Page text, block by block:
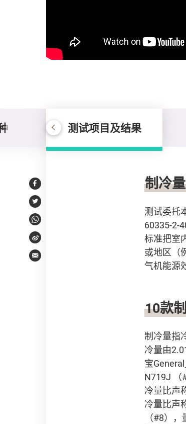
测试项目及结果
Facebook
Twitter
WhatsApp
Weibo
Email
测试项目及结果
制冷
测试委托
60335-2-
标准把室
或地区（
气机能源
10款
制冷量指
冷量由
宝
N719J （
冷量比声
冷量比声
（#8）